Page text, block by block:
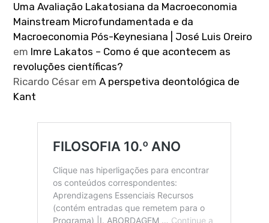
Uma Avaliação Lakatosiana da Macroeconomia
Mainstream Microfundamentada e da
Macroeconomia Pós-Keynesiana | José Luis Oreiro
em Imre Lakatos – Como é que acontecem as
revoluções científicas?
Ricardo César emA perspetiva deontológica de
Kant